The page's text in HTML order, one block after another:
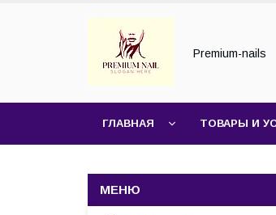
Premium-nails
ГЛАВНАЯ ТОВАРЫ И